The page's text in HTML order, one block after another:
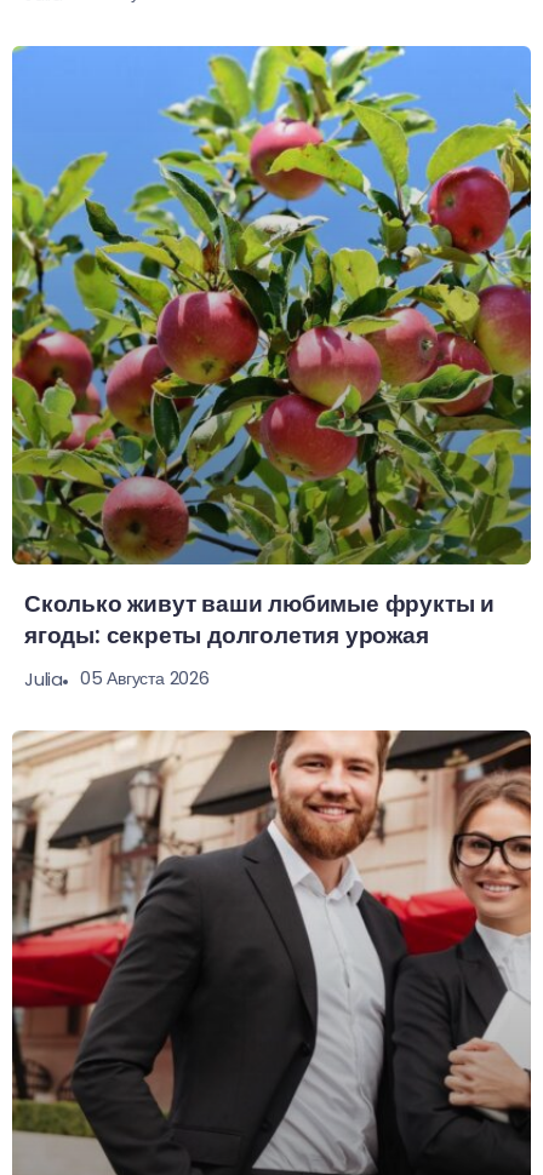
Сколько живут ваши любимые фрукты и
ягоды: секреты долголетия урожая
Julia 05 Августа 2026